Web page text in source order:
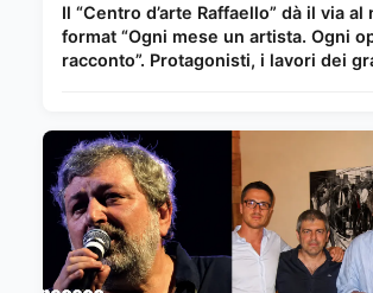
Il “Centro d’arte Raffaello” dà il via al
format “Ogni mese un artista. Ogni
racconto”. Protagonisti, i lavori dei